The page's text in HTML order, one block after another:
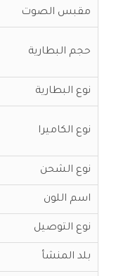
مقبس الصوت
حجم البطارية
نوع البطارية
نوع الكاميرا
نوع الشحن
اسم اللون
نوع التوصيل
بلد المنشأ